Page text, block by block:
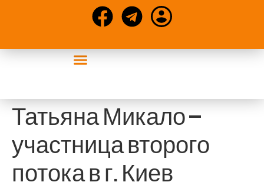
Татьяна Микало —
участница второго
потока в г. Киев